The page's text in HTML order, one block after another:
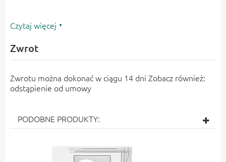
Czytaj więcej
Zwrot
Zwrotu można dokonać w ciągu 14 dni Zobacz również:
odstąpienie od umowy
PODOBNE PRODUKTY: